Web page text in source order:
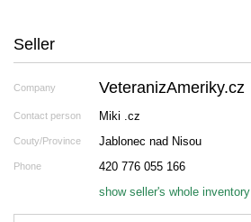
Seller
Company VeteranizAmeriky.cz
Contact person Miki .cz
Couty/Province Jablonec nad Nisou
Phone
420 776 055 166
show seller's whole inventory